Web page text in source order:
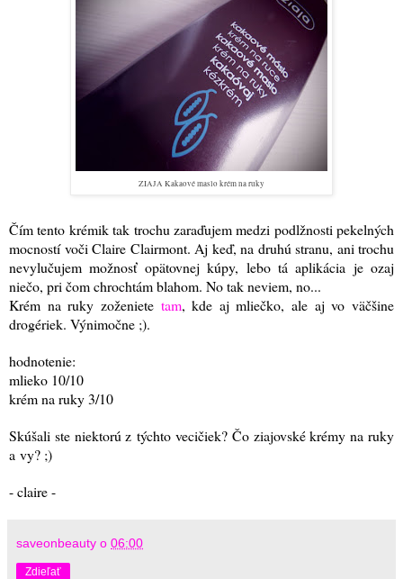
ZIAJA Kakaové maslo krém na ruky
Čím tento krémik tak trochu zaraďujem medzi podlžnosti pekelných
mocností voči Claire Clairmont. Aj keď, na druhú stranu, ani trochu
nevylučujem možnosť opätovnej kúpy, lebo tá aplikácia je ozaj
niečo, pri čom chrochtám blahom. No tak neviem, no...
Krém na ruky zoženiete tam, kde aj mliečko, ale aj vo väčšine
drogériek. Výnimočne ;).
hodnotenie:
mlieko 10/10
krém na ruky 3/10
Skúšali ste niektorú z týchto vecičiek? Čo ziajovské krémy na ruky
a vy? ;)
- claire -
saveonbeauty o 06:00
Zdieľať